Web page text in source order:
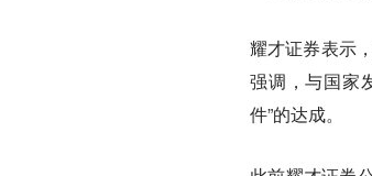
耀才证券表示
强调，与国家
件”的达成。